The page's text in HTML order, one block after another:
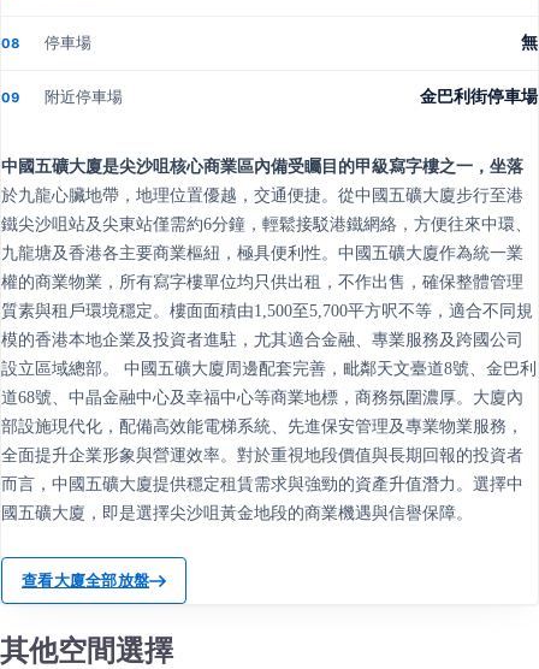
08 停車場 無
09 附近停車場 金巴利街停車場
中國五礦大廈是尖沙咀核心商業區內備受矚目的甲級寫字樓之一，坐落
於九龍心臟地帶，地理位置優越，交通便捷。從中國五礦大廈步行至港
鐵尖沙咀站及尖東站僅需約6分鐘，輕鬆接駁港鐵網絡，方便往來中環、
九龍塘及香港各主要商業樞紐，極具便利性。中國五礦大廈作為統一業
權的商業物業，所有寫字樓單位均只供出租，不作出售，確保整體管理
質素與租戶環境穩定。樓面面積由1,500至5,700平方呎不等，適合不同規
模的香港本地企業及投資者進駐，尤其適合金融、專業服務及跨國公司
設立區域總部。 中國五礦大廈周邊配套完善，毗鄰天文臺道8號、金巴利
道68號、中晶金融中心及幸福中心等商業地標，商務氛圍濃厚。大廈內
部設施現代化，配備高效能電梯系統、先進保安管理及專業物業服務，
全面提升企業形象與營運效率。對於重視地段價值與長期回報的投資者
而言，中國五礦大廈提供穩定租賃需求與強勁的資產升值潛力。選擇中
國五礦大廈，即是選擇尖沙咀黃金地段的商業機遇與信譽保障。
查看大廈全部放盤
其他空間選擇